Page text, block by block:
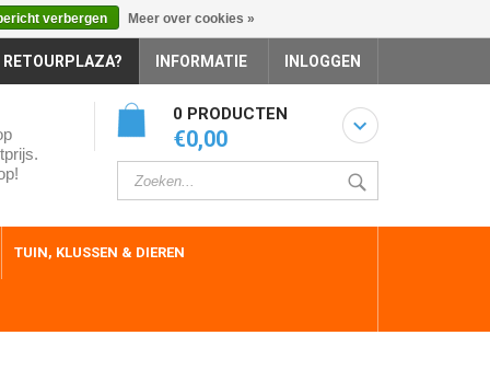
RETOURPLAZA? INFORMATIE INLOGGEN
0 PRODUCTEN
€0,00
TUIN, KLUSSEN & DIEREN
verbergen Meer over cookies »